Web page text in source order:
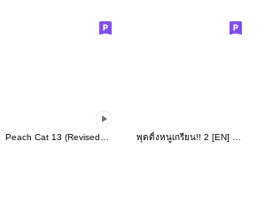
Peach Cat 13 (Revised Version) พุดดิ้งหนูเกรียน!! 2 [EN] by Ayumi